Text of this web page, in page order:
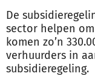
De
sector helpen
komen zo’n
verhuurders in
subsidieregeling.